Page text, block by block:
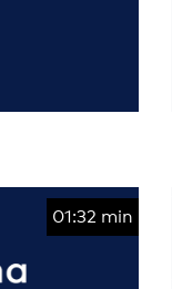
01:32 min